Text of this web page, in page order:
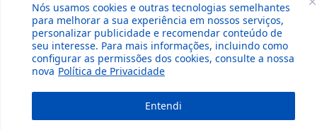
Nós usamos cookies e outras tecnologias semelhantes
para melhorar a sua experiência em nossos serviços,
personalizar publicidade e recomendar conteúdo de
seu interesse. Para mais informações, incluindo como
configurar as permissões dos cookies, consulte a nossa
nova Política de Privacidade
Entendi